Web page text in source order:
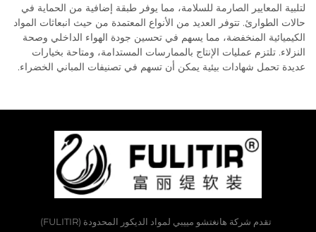
لتلبية المعايير الصارمة للسلامة، مما يوفر طبقة إضافية من الحماية في
حالات الطوارئ. تتوفر العديد من الأنواع المعتمدة من حيث انبعاثات المواد
الكيميائية المنخفضة، مما يسهم في تحسين جودة الهواء الداخلي وصحة
النزلاء. تلتزم عمليات الإنتاج بالممارسات المستدامة، ومتاحة بخيارات
عديدة تحمل شهادات بيئية يمكن أن تسهم في تصنيفات المباني الخضراء.
تقدم شركة هانغتشو مييبي لمواد الديكور المحدودة (FULITIR)